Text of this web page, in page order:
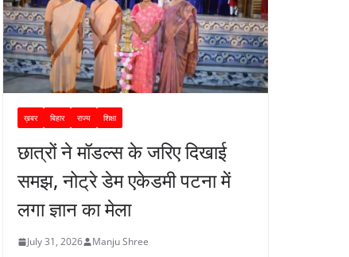
ख़बर बिहार राज्य शिक्षा
छात्रों ने मॉडल्स के जरिए दिखाई
समझ, नोट्रे डेम एकेडमी पटना में
लगा ज्ञान का मेला
July 31, 2026 Manju Shree